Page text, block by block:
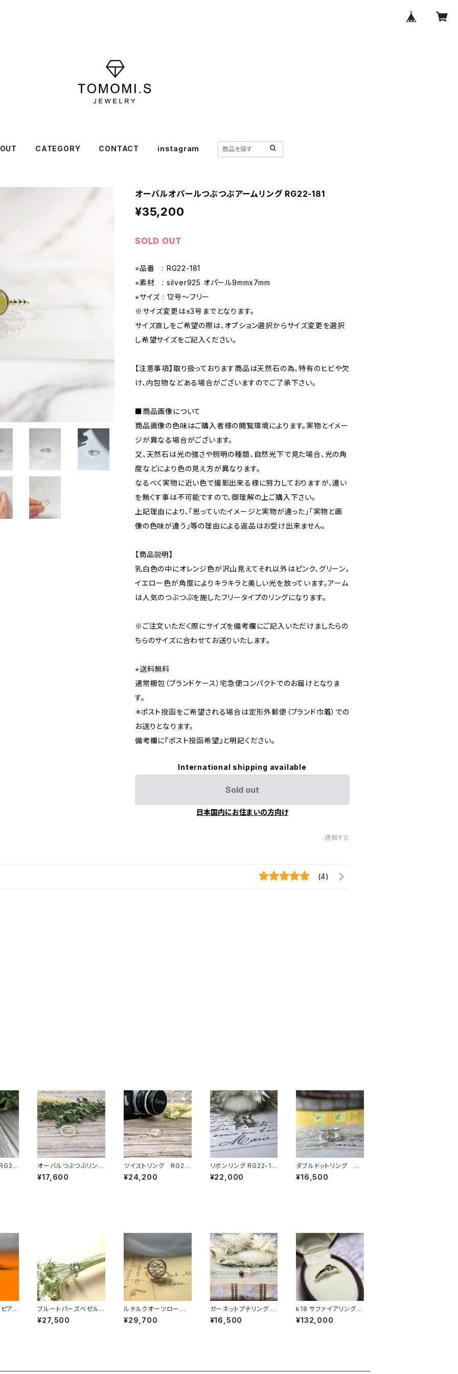
CATEGORY CONTACT instagram
オーバルオパールつぶつぶアームリング RG22-181
¥35,200
SOLD OUT
⭐︎品番 : RG22-181
⭐︎素材 : silver925 オパール9mmx7mm
⭐︎サイズ : 12号〜フリー
※サイズ変更は±3号までとなります。
サイズ直しをご希望の際は、オプション選択からサイズ変更を選択
し希望サイズをご記入ください。
【注意事項】取り扱っております商品は天然石の為、特有のヒビや欠
け、内包物などある場合がございますのでご了承下さい。
■商品画像について
商品画像の色味はご購入者様の閲覧環境によります。実物とイメー
ジが異なる場合がございます。
又、天然石は光の強さや照明の種類、自然光下で見た場合、光の角
度などにより色の見え方が異なります。
なるべく実物に近い色で撮影出来る様に努力しておりますが、違い
を無くす事は不可能ですので、御理解の上ご購入下さい。
上記理由により、｢思っていたイメージと実物が違った｣｢実物と画
像の色味が違う｣等の理由による返品はお受け出来ません。
【商品説明】
乳白色の中にオレンジ色が沢山見えてそれ以外はピンク、グリーン，
イエロー色が角度によりキラキラと美しい光を放っています。アーム
は人気のつぶつぶを施したフリータイプのリングになります。
※ご注文いただく際にサイズを備考欄にご記入いただけましたらの
ちらのサイズに合わせてお送りいたします。
⭐︎送料無料
通常梱包（ブランドケース）宅急便コンパクトでのお届けとなりま
す。
＊ポスト投函をご希望される場合は定形外郵便（ブランド巾着）での
お送りとなります。
備考欄に『ポスト投函希望』と明記ください。
International shipping available
Sold out
日本国内にお住まいの方向け
通報する
(4)
オーバルつぶつぶリン
グ RG22-207
¥17,600
ツイストリング RG22
-206
¥24,200
リボンリング RG22-19
6
¥22,000
ダブルドットリング RG
24-243
¥16,500
アス
ブルートパーズベゼルセ
ッティングリング RG22
-195
¥27,500
ルチルクオーツローズ
カットリング RG22-191
¥29,700
ガーネットプチリング R
G23-223
¥16,500
k18 サファイアリング
RG23-229
¥132,000